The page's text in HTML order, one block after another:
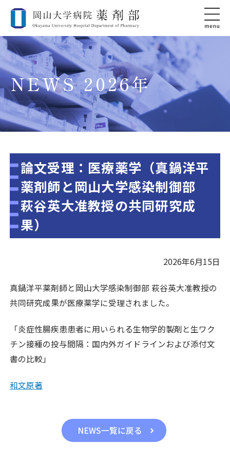
NEWS 2026年
論文受理：医療薬学（真鍋洋平
薬剤師と岡山大学感染制御部
萩谷英大准教授の共同研究成
果）
2026年6月15日
真鍋洋平薬剤師と岡山大学感染制御部 萩谷英大准教授の
共同研究成果が医療薬学に受理されました。
「炎症性腸疾患患者に用いられる生物学的製剤と生ワク
チン接種の投与間隔：国内外ガイドラインおよび添付文
書の比較」
和文原著
NEWS一覧に戻る